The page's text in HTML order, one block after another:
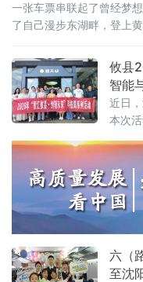
一张车票串联起了曾经梦
了自己漫步东湖畔，登上
攸县
智能
近日
本次
及“培
位展
绿色
攸县
六（
至沈